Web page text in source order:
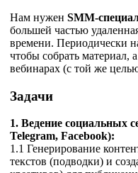
Нам нужен SMM-
большей частью
времени. Периодически
чтобы собрать материал,
вебинарах (с той же
Задачи
1. Ведение социальных
Telegram, Facebook):
1.1 Генерирование
текстов (подводки) и